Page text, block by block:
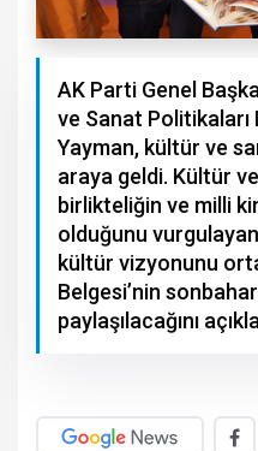
AK Parti Genel
ve Sanat Politikaları
Yayman, kültür ve
araya geldi. Kültür
birlikteliğin ve milli
olduğunu
kültür vizyonunu
Belgesi’nin
paylaşılacağını